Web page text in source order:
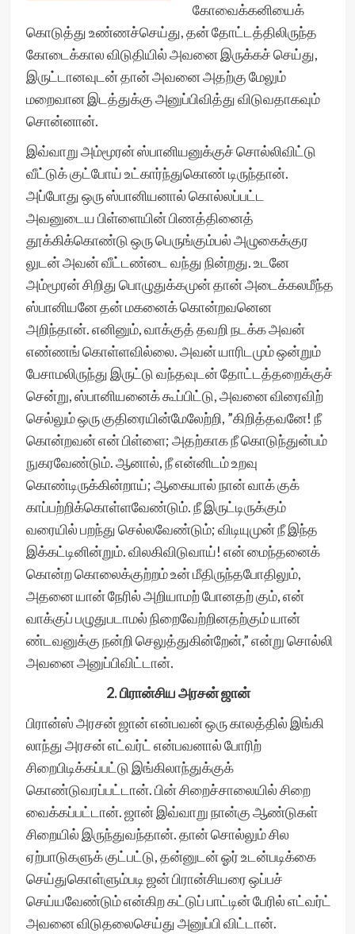
கோவைக்கனியைக்
கொடுத்து உண்ணச்செய்து, தன் தோட்டத்திலிருந்த
கோடைக்கால விடுதியில் அவனை இருக்கச் செய்து,
இருட்டானவுடன் தான் அவனை அதற்கு மேலும்
மறைவான இடத்துக்கு அனுப்பிவித்து விடுவதாகவும்
சொன்னான்.
இவ்வாறு அம்மூரன் ஸ்பானியனுக்குச் சொல்லிவிட்டு
வீட்டுக் குட்போய் உட்கார்ந்துகொண் டிருந்தான்.
அப்போது ஒரு ஸ்பானியனால் கொல்லப்பட்ட
அவனுடைய பிள்ளையின் பிணத்தினைத்
தூக்கிக்கொண்டு ஒரு பெருங்கும்பல் அழுகைக்குர
லுடன் அவன் வீட்டண்டை வந்து நின்றது. உடனே
அம்மூரன் சிறிது பொழுதுக்கமுன் தான் அடைக்கலமீந்த
ஸ்பானியனே தன் மகனைக் கொன்றவனென
அறிந்தான். எனினும், வாக்குத் தவறி நடக்க அவன்
எண்ணங் கொள்ளவில்லை. அவன் யாரிடமும் ஒன்றும்
பேசாமலிருந்து இருட்டு வந்தவுடன் தோட்டத்தறைக்குச்
சென்று, ஸ்பானியனைக் கூப்பிட்டு, அவனை விரைவிற்
செல்லும் ஒரு குதிரையின்மேலேற்றி, ”கிறித்தவனே! நீ
கொன்றவன் என் பிள்ளை; அதற்காக நீ கொடுந்துன்பம்
நுகரவேண்டும். ஆனால், நீ என்னிடம் உறவு
கொண்டிருக்கின்றாய்; ஆகையால் நான் வாக் குக்
காப்பற்றிக்கொள்ளவேண்டும். நீ இருட்டிருக்கும்
வரையில் பறந்து செல்லவேண்டும்; விடியுமுன் நீ இந்த
இக்கட்டினின்றும். விலகிவிடுவாய்! என் மைந்தனைக்
கொன்ற கொலைக்குற்றம் உன் மீதிருந்தபோதிலும்,
அதனை யான் நேரில் அறியாமற் போனதற் கும், என்
வாக்குப் பழுதுபடாமல் நிறைவேற்றினதற்கும் யான்
ண்டவனுக்கு நன்றி செலுத்துகின்றேன்,” என்று சொல்லி
அவனை அனுப்பிவிட்டான்.
2. பிரான்சிய அரசன் ஜான்
பிரான்ஸ் அரசன் ஜான் என்பவன் ஒரு காலத்தில் இங்கி
லாந்து அரசன் எட்வர்ட் என்பவனால் போரிற்
சிறைபிடிக்கப்பட்டு இங்கிலாந்துக்குக்
கொண்டுவரப்பட்டான். பின் சிறைச்சாலையில் சிறை
வைக்கப்பட்டான். ஜான் இவ்வாறு நான்கு ஆண்டுகள்
சிறையில் இருந்துவந்தான். தான் சொல்லும் சில
ஏற்பாடுகளுக் குட்பட்டு, தன்னுடன் ஓர் உடன்படிக்கை
செய்துகொள்ளும்படி ஜன் பிரான்சியரை ஒப்பச்
செய்யவேண்டும் என்கிற கட்டுப் பாட்டின் பேரில் எட்வர்ட்
அவனை விடுதலைசெய்து அனுப்பி விட்டான்.